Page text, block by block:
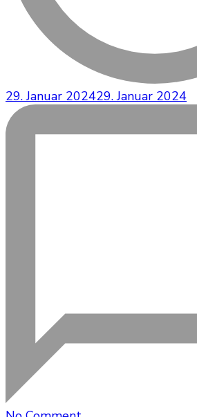
29. Januar 202429. Januar 2024